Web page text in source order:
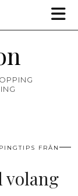
FRÅN
volang